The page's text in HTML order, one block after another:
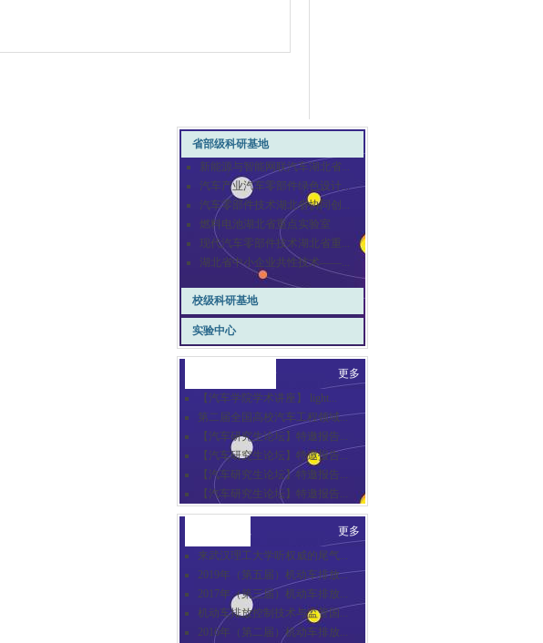
省部级科研基地
新能源与智能网联汽车湖北省...
汽车产业汽车零部件绿色设计...
汽车零部件技术湖北省协同创...
燃料电池湖北省重点实验室
现代汽车零部件技术湖北省重...
湖北省中小企业共性技术——...
校级科研基地
实验中心
更多
【汽车学院学术讲座】 light...
第二届全国高校汽车工程领域...
【汽车研究生论坛】特邀报告...
【汽车研究生论坛】特邀报告...
【汽车研究生论坛】特邀报告...
【汽车研究生论坛】特邀报告...
更多
来武汉理工大学听权威的尾气...
2019年（第五届）机动车排放...
2017年（第三届）机动车排放...
机动车排放控制技术与监管国...
2016年（第二届）机动车排放...